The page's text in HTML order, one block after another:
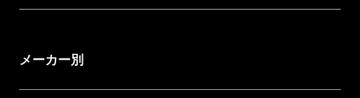
メーカー別